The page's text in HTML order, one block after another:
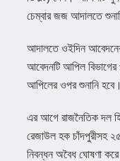
চেম্বার জজ আদালতে
আদালতে ওইদিন আবেদনের
আবেদনটি আপিল বিভাগের
আপিলের ওপর শুনানি
এর আগে রাজনৈতিক দল
রেজাউল হক চাঁদপুরীসহ ২৫
নিবন্ধন অবৈধ ঘোষণা